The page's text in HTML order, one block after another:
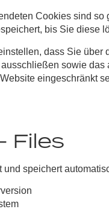
Cookies sind
bis Sie diese
dass Sie
sowie
eingeschränkt
Files
und speichert